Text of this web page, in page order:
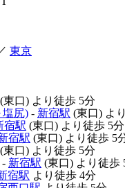
東京
(東口) より徒歩 5分
塩尻) - 新宿駅 (東口) よ
宿駅 (東口) より徒歩 5分
宿駅 (東口) より徒歩 5
(東口) より徒歩 5分
- 新宿駅 (東口) より徒歩
宿駅 より徒歩 4分